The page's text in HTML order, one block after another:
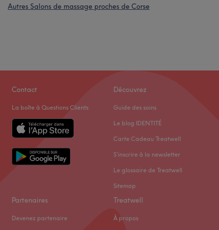
Autres Salons de massage proches de Corse
Contact
La boîte à Questions Clients
Découvrez
Guide des soins
Le blog IDENTITÉ
Carte Cadeau Treatwell
S'inscrire à la newsletter
Le glossaire de Treatwell
Sitemap
Partenaires
Devenez partenaire
Treatwell
À propos